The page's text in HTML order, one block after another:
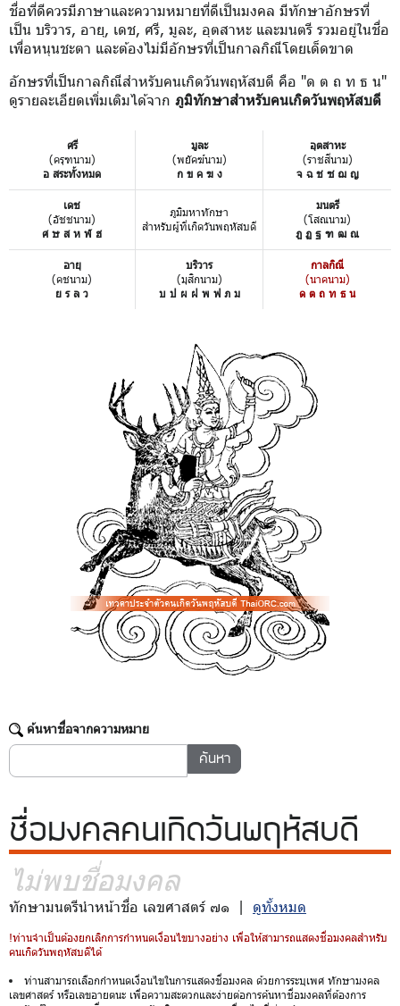
ชื่อที่ดีควรมีภาษาและความหมายที่ดีเป็นมงคล มีทักษาอักษรที่
เป็น บริวาร, อายุ, เดช, ศรี, มูละ, อุตสาหะ และมนตรี รวมอยู่ในชื่อ
เพื่อหนุนชะตา และต้องไม่มีอักษรที่เป็นกาลกิณีโดยเด็ดขาด
อักษรที่เป็นกาลกิณีสำหรับคนเกิดวันพฤหัสบดี คือ "ด ต ถ ท ธ น"
ดูรายละเอียดเพิ่มเติมได้จาก ภูมิทักษาสำหรับคนเกิดวันพฤหัสบดี
ศรี
(ครุฑนาม)
อ สระทั้งหมด
มูละ
(พยัคฆ์นาม)
ก ข ค ฆ ง
อุตสาหะ
(ราชสีนาม)
จ ฉ ช ซ ฌ ญ
เดช
(อัชชนาม)
ศ ษ ส ห ฬ ฮ
ภูมิมหาทักษา
สำหรับผู้ที่เกิดวันพฤหัสบดี
มนตรี
(โสณนาม)
ฎ ฏ ฐ ฑ ฒ ณ
อายุ
(คชนาม)
ย ร ล ว
บริวาร
(มุสิกนาม)
บ ป ผ ฝ พ ฟ ภ ม
กาลกิณี
(นาคนาม)
ด ต ถ ท ธ น
ค้นหาชื่อจากความหมาย
ชื่อมงคลคนเกิดวันพฤหัสบดี
ไม่พบชื่อมงคล
ทักษามนตรีนำหน้าชื่อ เลขศาสตร์ ๗๑ | ดูทั้งหมด
!ท่านจำเป็นต้องยกเลิกการกำหนดเงื่อนไขบางอย่าง เพื่อให้สามารถแสดงชื่อมงคลสำหรับ
คนเกิดวันพฤหัสบดีได้
ท่านสามารถเลือกกำหนดเงื่อนไขในการแสดงชื่อมงคล ด้วยการระบุเพศ ทักษามงคล
เลขศาสตร์ หรือเลขอายตนะ เพื่อความสะดวกและง่ายต่อการค้นหาชื่อมงคลที่ต้องการ